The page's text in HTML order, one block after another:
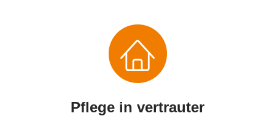
Pflege in vertrauter